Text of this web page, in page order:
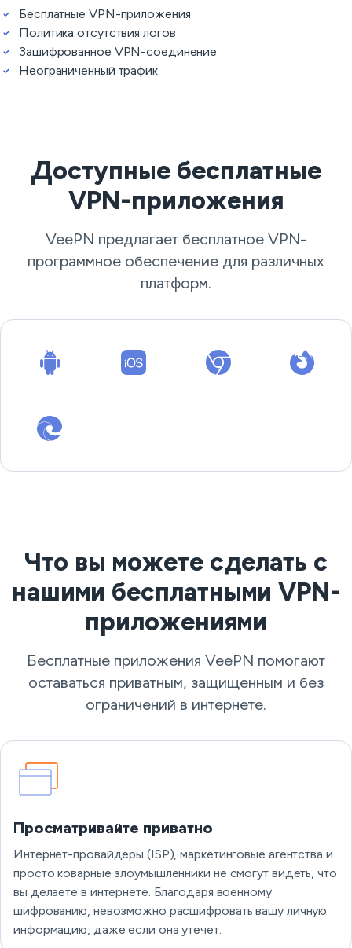
Бесплатные VPN-приложения
Политика отсутствия логов
Зашифрованное VPN-соединение
Неограниченный трафик
Доступные бесплатные
VPN-приложения
VeePN предлагает бесплатное VPN-
программное обеспечение для различных
платформ.
Что вы можете сделать с
нашими бесплатными VPN-
приложениями
Бесплатные приложения VeePN помогают
оставаться приватным, защищенным и без
ограничений в интернете.
Просматривайте приватно
Интернет-провайдеры (ISP), маркетинговые агентства и
просто коварные злоумышленники не смогут видеть, что
вы делаете в интернете. Благодаря военному
шифрованию, невозможно расшифровать вашу личную
информацию, даже если она утечет.